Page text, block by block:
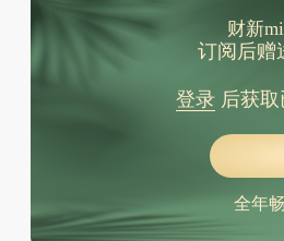
财新
订阅后赠
登录后获取
全年